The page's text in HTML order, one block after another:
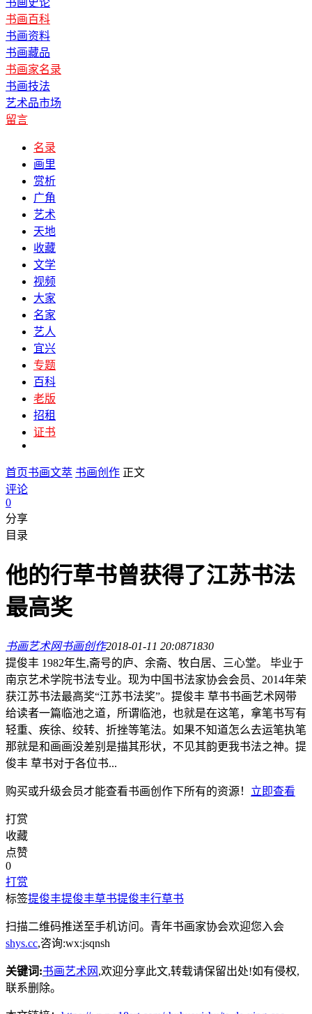
书画百科
书画资料
书画藏品
书画家名录
书画技法
艺术品市场
留言
名录
画里
赏析
广角
艺术
天地
收藏
文学
视频
大家
名家
艺人
宜兴
专题
百科
老版
招租
证书
首页书画文萃 书画创作 正文
评论
0
分享
目录
他的行草书曾获得了江苏书法
最高奖
书画艺术网书画创作2018-01-11 20:0871830
提俊丰 1982年生,斋号的庐、余斋、牧白居、三心堂。 毕业于
南京艺术学院书法专业。现为中国书法家协会会员、2014年荣
获江苏书法最高奖“江苏书法奖”。提俊丰 草书书画艺术网带
给读者一篇临池之道，所谓临池，也就是在这笔，拿笔书写有
轻重、疾徐、绞转、折挫等笔法。如果不知道怎么去运笔执笔
那就是和画画没差别是描其形状，不见其韵更我书法之神。提
俊丰 草书对于各位书...
购买或升级会员才能查看书画创作下所有的资源！ 立即查看
打赏
收藏
点赞
0
打赏
标签​提俊丰​提俊丰草书​提俊丰行草书
扫描二维码推送至手机访问。青年书画家协会欢迎您入会
shys.cc,咨询:wx:jsqnsh
关键词:书画艺术网 ,欢迎分享此文,转载请保留出处!如有侵权,
联系删除。